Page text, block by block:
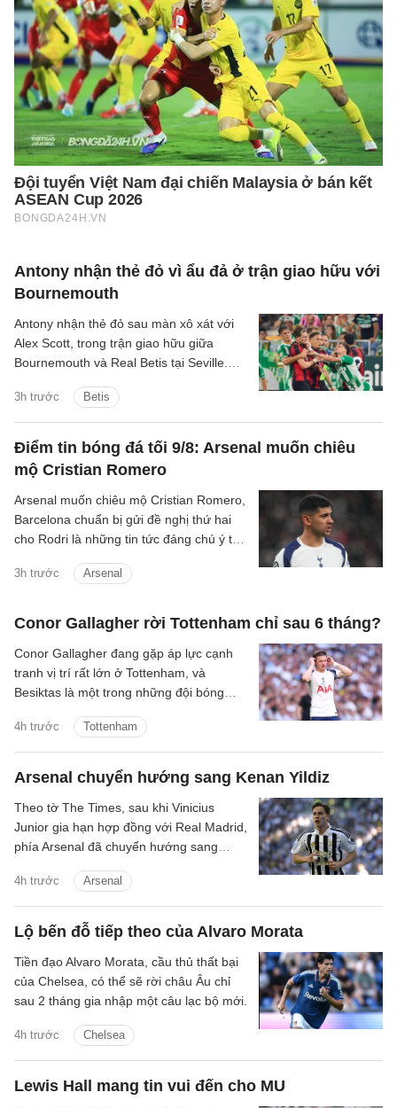
Antony nhận thẻ đỏ vì ẩu đả ở trận giao hữu với
Bournemouth
3h trước Betis
Antony nhận thẻ đỏ sau màn xô xát với
Alex Scott, trong trận giao hữu giữa
Bournemouth và Real Betis tại Seville.
Điểm tin bóng đá tối 9/8: Arsenal muốn chiêu
mộ Cristian Romero
3h trước Arsenal
Arsenal muốn chiêu mộ Cristian Romero,
Barcelona chuẩn bị gửi đề nghị thứ hai
cho Rodri là những tin tức đáng chú ý tối
Conor Gallagher rời Tottenham chỉ sau 6 tháng?
4h trước Tottenham
Conor Gallagher đang gặp áp lực cạnh
tranh vị trí rất lớn ở Tottenham, và
Besiktas là một trong những đội bóng
Arsenal chuyển hướng sang Kenan Yildiz
4h trước Arsenal
Theo tờ The Times, sau khi Vinicius
Junior gia hạn hợp đồng với Real Madrid,
phía Arsenal đã chuyển hướng sang
Lộ bến đỗ tiếp theo của Alvaro Morata
4h trước Chelsea
Tiền đạo Alvaro Morata, cầu thủ thất bại
của Chelsea, có thể sẽ rời châu Âu chỉ
sau 2 tháng gia nhập một câu lạc bộ mới.
Lewis Hall mang tin vui đến cho MU